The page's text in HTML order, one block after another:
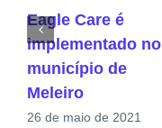
Eagle Care é
implementado no
município de
Meleiro
26 de maio de 2021